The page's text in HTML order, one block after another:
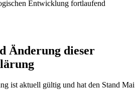
Entwicklung fortlaufend
Änderung dieser
ist aktuell gültig und hat den Stand Mai